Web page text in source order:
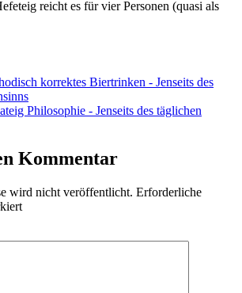
reicht es für vier Personen (quasi als
korrektes Biertrinken - Jenseits des
Philosophie - Jenseits des täglichen
Kommentar
wird nicht veröffentlicht. Erforderliche